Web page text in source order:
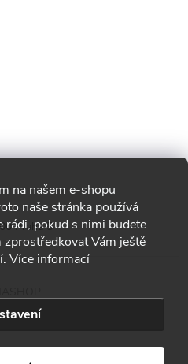
na našem e-shopu
naše stránka používá
rádi, pokud s nimi budete
Vám ještě
Více informací
Praha 5